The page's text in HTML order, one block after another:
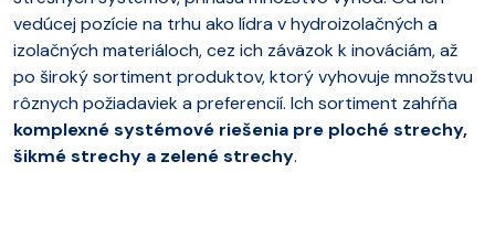
vedúcej pozície na trhu ako lídra v hydroizolačných a
izolačných materiáloch, cez ich záväzok k inováciám, až
po široký sortiment produktov, ktorý vyhovuje množstvu
rôznych požiadaviek a preferencií. Ich sortiment zahŕňa
komplexné systémové riešenia pre ploché strechy,
šikmé strechy a zelené strechy.